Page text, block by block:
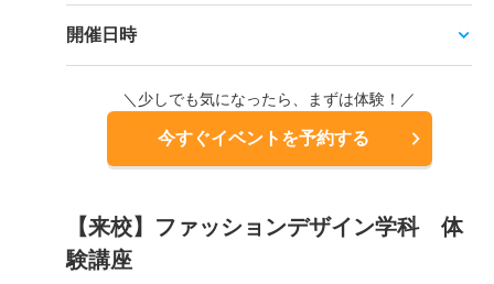
開催日時
＼少しでも気になったら、まずは体験！／
今すぐイベントを予約する
【来校】ファッションデザイン学科 体
験講座